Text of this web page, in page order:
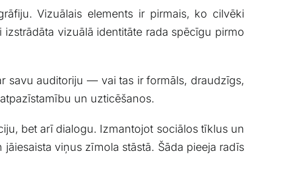
Vizuālais elements ir pirmais, ko ⁤cilvēki
vizuālā identitāte rada spēcīgu pirmo
savu auditoriju — vai tas ir⁤ formāls, draudzīgs,
un uzticēšanos.
bet arī ⁤dialogu. ​Izmantojot‍ sociālos tīklus un‍
viņus zīmola ​stāstā. Šāda pieeja radīs